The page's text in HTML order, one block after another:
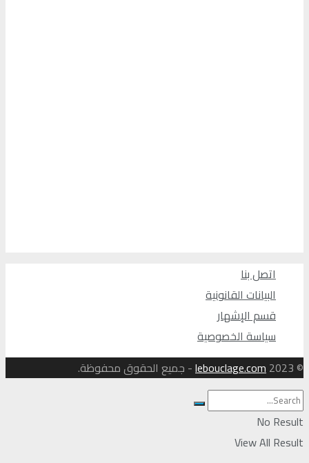
اتصل بنا
البيانات القانونية
قسم الإشهار
سياسة الخصوصية
© 2023
lebouclage.com- جميع الحقوق محفوظة.
No Result
View All Result